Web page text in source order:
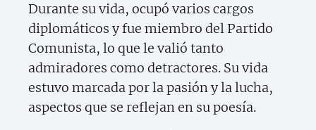
Durante su vida, ocupó varios cargos
diplomáticos y fue miembro del Partido
Comunista, lo que le valió tanto
admiradores como detractores. Su vida
estuvo marcada por la pasión y la lucha,
aspectos que se reflejan en su poesía.